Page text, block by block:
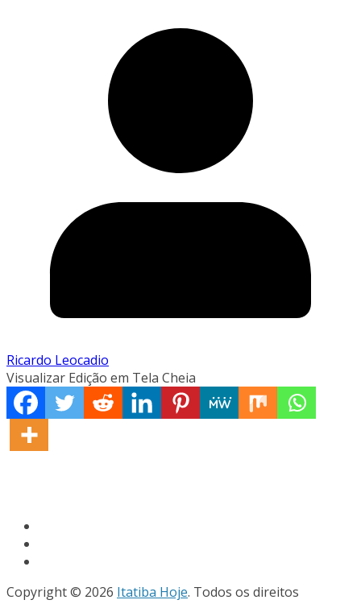
Ricardo Leocadio
Visualizar Edição em Tela Cheia
Copyright © 2026 Itatiba Hoje. Todos os direitos